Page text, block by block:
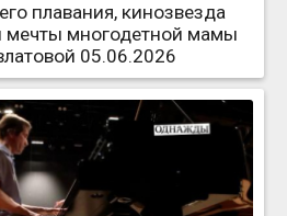
плавания, кинозвезда
мечты многодетной мамы
05.06.2026